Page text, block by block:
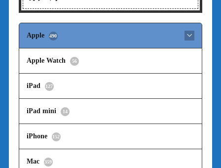
Apple 490
Apple Watch 56
iPad 127
iPad mini 14
iPhone 152
Mac 359